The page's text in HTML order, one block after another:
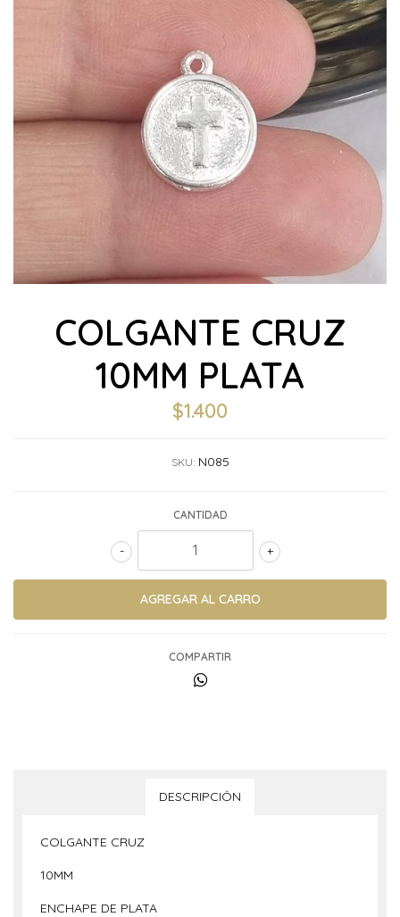
COLGANTE CRUZ
10MM PLATA
$1.400
SKU: N085
CANTIDAD
+
-
COMPARTIR
DESCRIPCIÓN
COLGANTE CRUZ
10MM
ENCHAPE DE PLATA